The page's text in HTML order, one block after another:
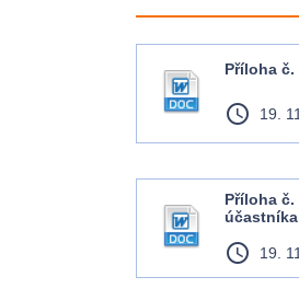
Příloha
access_time 19.
Příloha
účastníka
access_time 19.